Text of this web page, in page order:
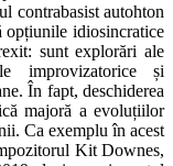
contrabasist autohton
idiosincratice
sunt explorări ale
improvizatorice și
În fapt, deschiderea
majoră a evoluțiilor
Ca exemplu în acest
Kit Downes,